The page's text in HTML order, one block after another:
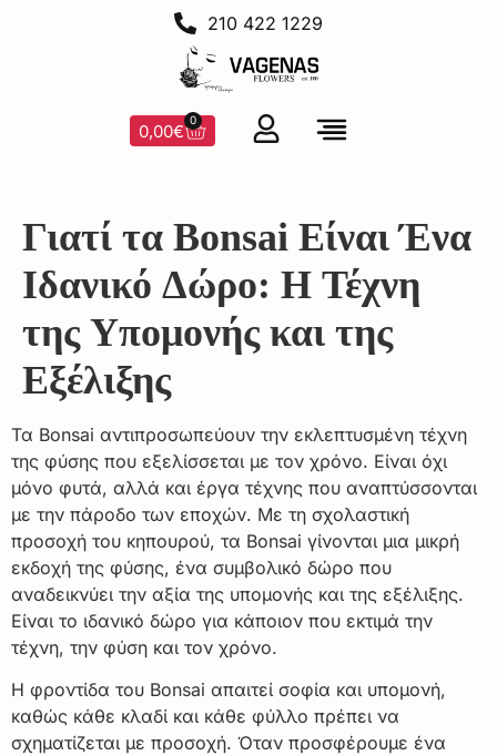
210 422 1229
0,00€
0
Γιατί τα Bonsai Είναι Ένα
Ιδανικό Δώρο: Η Τέχνη
της Υπομονής και της
Εξέλιξης
Τα Bonsai αντιπροσωπεύουν την εκλεπτυσμένη τέχνη
της φύσης που εξελίσσεται με τον χρόνο. Είναι όχι
μόνο φυτά, αλλά και έργα τέχνης που αναπτύσσονται
με την πάροδο των εποχών. Με τη σχολαστική
προσοχή του κηπουρού, τα Bonsai γίνονται μια μικρή
εκδοχή της φύσης, ένα συμβολικό δώρο που
αναδεικνύει την αξία της υπομονής και της εξέλιξης.
Είναι το ιδανικό δώρο για κάποιον που εκτιμά την
τέχνη, την φύση και τον χρόνο.
Η φροντίδα του Bonsai απαιτεί σοφία και υπομονή,
καθώς κάθε κλαδί και κάθε φύλλο πρέπει να
σχηματίζεται με προσοχή. Όταν προσφέρουμε ένα